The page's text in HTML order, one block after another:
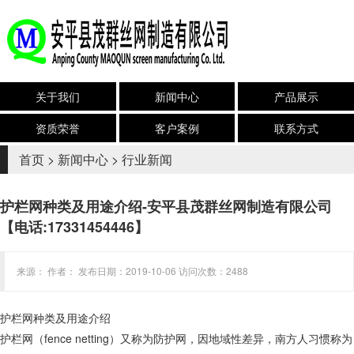
关于我们 新闻中心
产品展示
资质荣誉
客户案例 联系方式
首页 > 新闻中心 > 行业新闻
护栏网种类及用途介绍-安平县茂群丝网制造有限公司
【电话:17331454446】
来源： 作者： 发布日期：2019-10-06 访问次数：2488
护栏网种类及用途介绍
护栏网（fence netting）又称为防护网，因地域性差异，南方人习惯称为